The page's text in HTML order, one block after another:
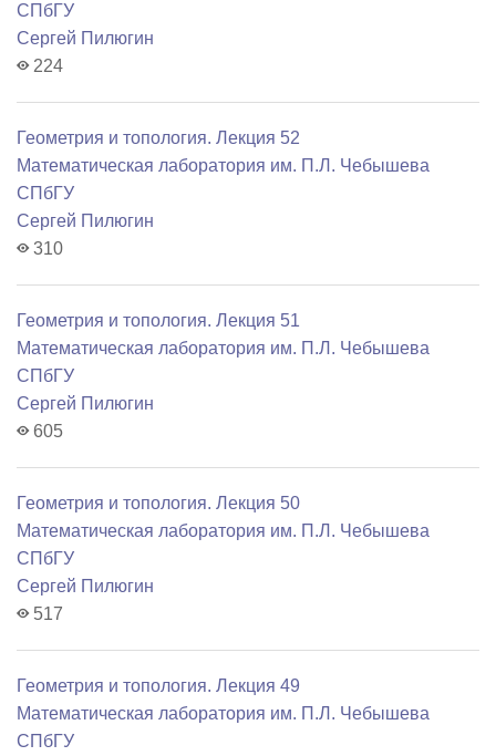
СПбГУ
Сергей Пилюгин
224
Геометрия и топология. Лекция 52
Математичеcкая лаборатория им. П.Л. Чебышева
СПбГУ
Сергей Пилюгин
310
Геометрия и топология. Лекция 51
Математичеcкая лаборатория им. П.Л. Чебышева
СПбГУ
Сергей Пилюгин
605
Геометрия и топология. Лекция 50
Математичеcкая лаборатория им. П.Л. Чебышева
СПбГУ
Сергей Пилюгин
517
Геометрия и топология. Лекция 49
Математичеcкая лаборатория им. П.Л. Чебышева
СПбГУ